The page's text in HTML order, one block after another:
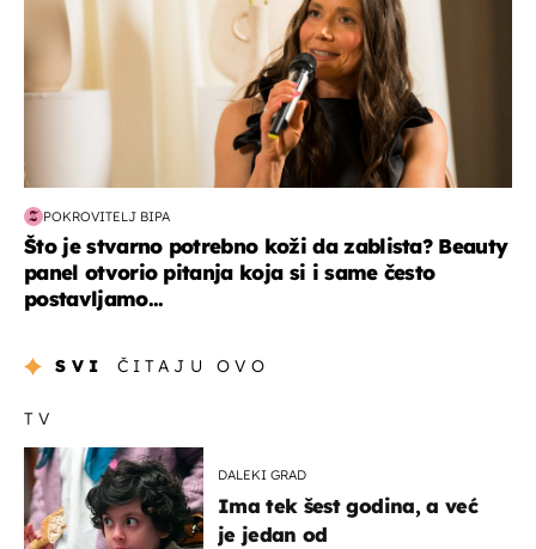
POKROVITELJ BIPA
Što je stvarno potrebno koži da zablista? Beauty
panel otvorio pitanja koja si i same često
postavljamo...
SVI ČITAJU OVO
TV
DALEKI GRAD
Ima tek šest godina, a već
je jedan od